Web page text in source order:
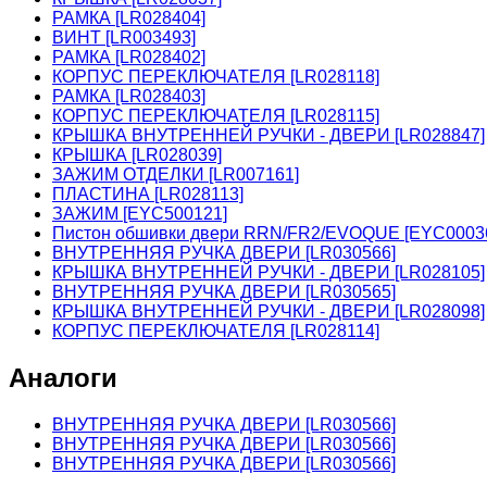
РАМКА [LR028404]
ВИНТ [LR003493]
РАМКА [LR028402]
КОРПУС ПЕРЕКЛЮЧАТЕЛЯ [LR028118]
РАМКА [LR028403]
КОРПУС ПЕРЕКЛЮЧАТЕЛЯ [LR028115]
КРЫШКА ВНУТРЕННЕЙ РУЧКИ - ДВЕРИ [LR028847]
КРЫШКА [LR028039]
ЗАЖИМ ОТДЕЛКИ [LR007161]
ПЛАСТИНА [LR028113]
ЗАЖИМ [EYC500121]
Пистон обшивки двери RRN/FR2/EVOQUE
ВНУТРЕННЯЯ РУЧКА ДВЕРИ [LR030566]
КРЫШКА ВНУТРЕННЕЙ РУЧКИ - ДВЕРИ [LR028105]
ВНУТРЕННЯЯ РУЧКА ДВЕРИ [LR030565]
КРЫШКА ВНУТРЕННЕЙ РУЧКИ - ДВЕРИ [LR028098]
КОРПУС ПЕРЕКЛЮЧАТЕЛЯ [LR028114]
Аналоги
ВНУТРЕННЯЯ РУЧКА ДВЕРИ [LR030566]
ВНУТРЕННЯЯ РУЧКА ДВЕРИ [LR030566]
ВНУТРЕННЯЯ РУЧКА ДВЕРИ [LR030566]